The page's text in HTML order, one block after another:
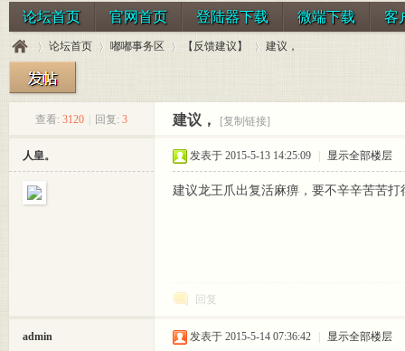
论坛首页 官网首页 登陆器下载 微端下载 客
»
论坛首页 嘟嘟事务区 【反馈建议】
›
建议，
查看: 3120 回复: 3 建议， [复制链接]
人皇。 发表于 2015-5-13 14:25:09 显示全部楼层
建议龙王爪出复活麻痹，要不辛辛苦苦
回复
admin 发表于 2015-5-14 07:36:42 显示全部楼层